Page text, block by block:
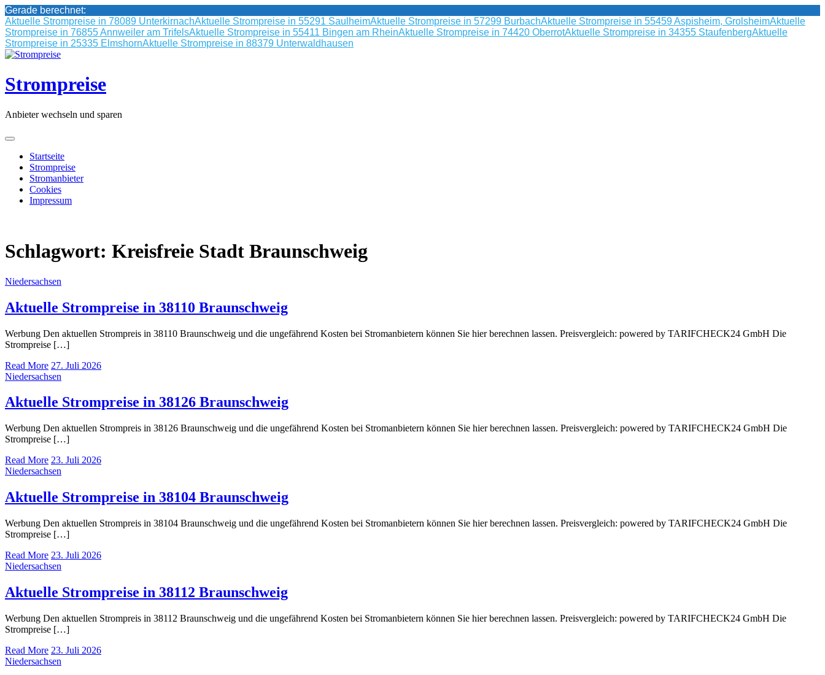
Gerade berechnet:
Aktuelle Strompreise in 78089 UnterkirnachAktuelle Strompreise in 55291 SaulheimAktuelle Strompreise in 57299 BurbachAktuelle Strompreise in 55459 Aspisheim, GrolsheimAktuelle
Strompreise in 76855 Annweiler am TrifelsAktuelle Strompreise in 55411 Bingen am RheinAktuelle Strompreise in 74420 OberrotAktuelle Strompreise in 34355 StaufenbergAktuelle
Strompreise in 25335 ElmshornAktuelle Strompreise in 88379 Unterwaldhausen
Skip
content
Strompreise
Anbieter wechseln und sparen
Startseite
Strompreise
Stromanbieter
Cookies
Impressum
Schlagwort: Kreisfreie Stadt Braunschweig
Niedersachsen
Aktuelle Strompreise in 38110 Braunschweig
Werbung Den aktuellen Strompreis in 38110 Braunschweig und die ungefährend Kosten bei Stromanbietern können Sie hier berechnen lassen. Preisvergleich: powered by TARIFCHECK24 GmbH Die
Strompreise […]
Read More 27. Juli 2026
Niedersachsen
Aktuelle Strompreise in 38126 Braunschweig
Werbung Den aktuellen Strompreis in 38126 Braunschweig und die ungefährend Kosten bei Stromanbietern können Sie hier berechnen lassen. Preisvergleich: powered by TARIFCHECK24 GmbH Die
Strompreise […]
Read More 23. Juli 2026
Niedersachsen
Aktuelle Strompreise in 38104 Braunschweig
Werbung Den aktuellen Strompreis in 38104 Braunschweig und die ungefährend Kosten bei Stromanbietern können Sie hier berechnen lassen. Preisvergleich: powered by TARIFCHECK24 GmbH Die
Strompreise […]
Read More 23. Juli 2026
Niedersachsen
Aktuelle Strompreise in 38112 Braunschweig
Werbung Den aktuellen Strompreis in 38112 Braunschweig und die ungefährend Kosten bei Stromanbietern können Sie hier berechnen lassen. Preisvergleich: powered by TARIFCHECK24 GmbH Die
Strompreise […]
Read More 23. Juli 2026
Niedersachsen